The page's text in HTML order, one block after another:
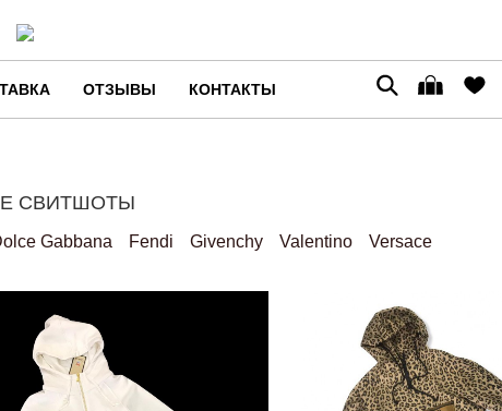
ОТЗЫВЫ КОНТАКТЫ
СВИТШОТЫ
Gabbana Fendi Givenchy Valentino Versace